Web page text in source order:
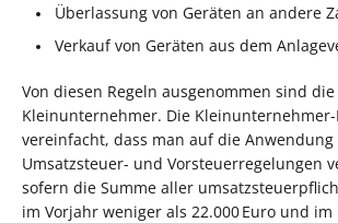
Überlassung von Geräten an andere
Verkauf von Geräten aus dem
Von diesen Regeln ausgenommen sind
Kleinunternehmer. Die
vereinfacht, dass man auf die
Umsatzsteuer- und Vorsteuerregelungen
sofern die Summe aller
im Vorjahr weniger als 22.000 Euro und